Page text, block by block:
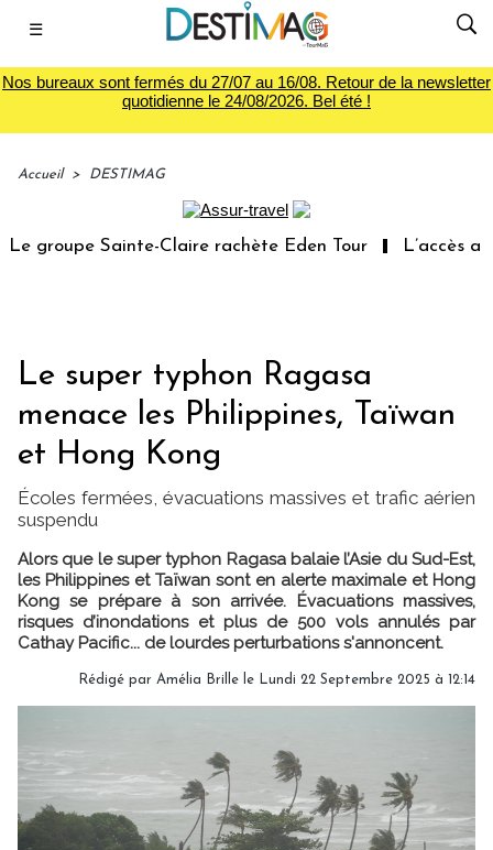
☰
Nos bureaux sont fermés du 27/07 au 16/08. Retour de la newsletter
quotidienne le 24/08/2026. Bel été !
Accueil > DESTIMAG
groupe Sainte-Claire rachète Eden Tour L’accès
Le super typhon Ragasa
menace les Philippines, Taïwan
et Hong Kong
Écoles fermées, évacuations massives et trafic aérien
suspendu
Alors que le super typhon Ragasa balaie l’Asie du Sud-Est,
les Philippines et Taïwan sont en alerte maximale et Hong
Kong se prépare à son arrivée. Évacuations massives,
risques d’inondations et plus de 500 vols annulés par
Cathay Pacific... de lourdes perturbations s'annoncent.
Rédigé par Amélia Brille le Lundi 22 Septembre 2025 à 12:14